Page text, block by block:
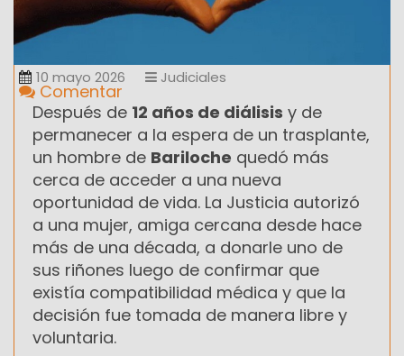
10 mayo 2026 Judiciales
Comentar
Después de 12 años de diálisis y de
permanecer a la espera de un trasplante,
un hombre de Bariloche quedó más
cerca de acceder a una nueva
oportunidad de vida. La Justicia autorizó
a una mujer, amiga cercana desde hace
más de una década, a donarle uno de
sus riñones luego de confirmar que
existía compatibilidad médica y que la
decisión fue tomada de manera libre y
voluntaria.